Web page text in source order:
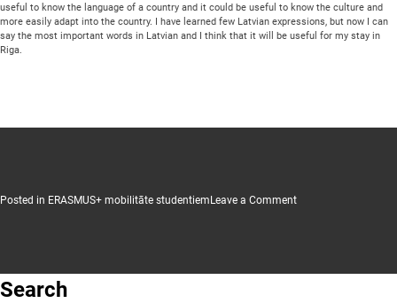
useful to know the language of a country and it could be useful to know the culture and
more easily adapt into the country. I have learned few Latvian expressions, but now I can
say the most important words in Latvian and I think that it will be useful for my stay in
Riga.
Posted in ERASMUS+ mobilitāte studentiem Leave a Commenton
Search